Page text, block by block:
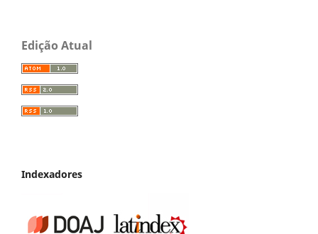
Edição Atual
Indexadores